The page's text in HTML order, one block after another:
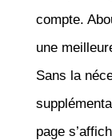
compte.
une
Sans la
page